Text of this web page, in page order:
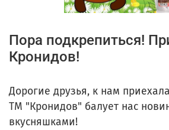
Пора подкрепиться!
Кронидов!
Дорогие друзья, к нам
ТМ "Кронидов" балует нас
вкусняшками!